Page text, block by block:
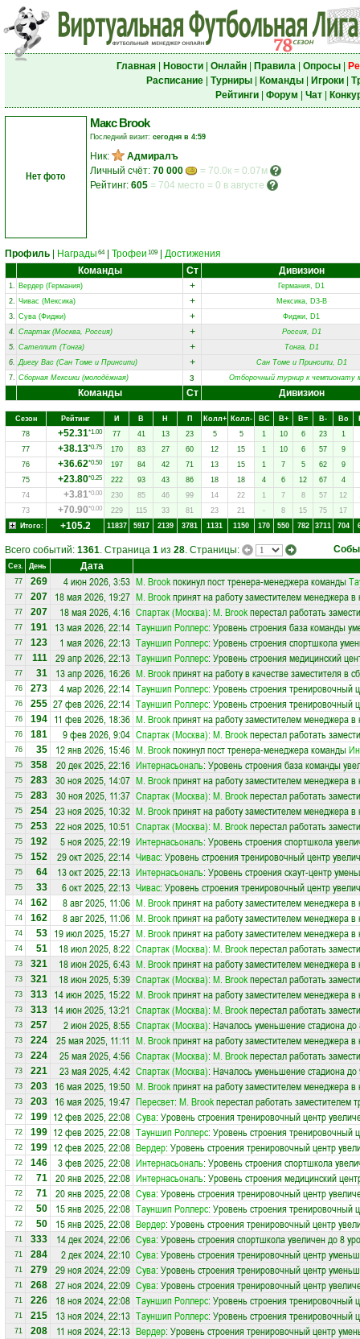
Главная| Новости| Онлайн| Правила| Опросы|
Расписание| Турниры| Команды| Игроки|
Рейтинги| Форум Чат|
Нет фото
Макс Brook
Последний визит: сегодня в 4:59
Ник:
Адмиралъ
Личный счёт: 70 000
= 70.0к = 0.07м
Рейтинг: 605 = 704 место = 0 в августе
Профиль Награды 64| Трофеи 109
Достижения
Команды
Ст Дивизион
1. Вердер (Германия) +
Германия, D1
2. Чивас (Мексика) +
Мексика, D3-B
3. Сува (Фиджи) +
Фиджи, D1
4. Спартак (Москва, Россия) +
Россия, D1
5. Сателлит (Тонга) +
Тонга, D1
6. Диегу Вас (Сан Томе и Принсипи) +
Сан Томе и Принсипи, D1
7. Сборная Мексики (молодёжная) з Отборочный турнир к чемпионату
Команды Ст Дивизион
Сезон Рейтинг И В Н П Колл+ Колл- ВC В+ В= В- Вo
78
+52.31*1.00 77 41 13 23 5 5 1 10 6 23
1
77
+38.13*0.75 170 83 27 60 12 15 1 10 6 57
9
76
+36.62*0.50 197 84 42 71 13 15 1 7 5 62
9
75
+23.80*0.25 222 93 43 86 18 18 4 6 12 67
4
74
+3.81*0.00 230 85 46 99 14 22 1 7 8 57 12
73
+70.90*0.00 229 115 33 81 23 21 - 8 15 75
17
Итого:
+105.2 11837 5917 2139 3781 1131 1150 170 550 782 3711 704
Всего событий: 1361. Страница 1 из 28. Страницы:
Сез. День Дата
77 269 4 июн 2026, 3:53 М. Brookпокинул пост тренера-менеджера команды
77 207 18 мая 2026, 19:27 М. Brookпринят на работу заместителем менеджера
77 207 18 мая 2026, 4:16 Спартак (Москва): М. Brookперестал работать
77 191 13 мая 2026, 22:14 Тауншип Роллерс: Уровень строения база команды
77 123 1 мая 2026, 22:13 Тауншип Роллерс: Уровень строения спортшкола
77 111 29 апр 2026, 22:13 Тауншип Роллерс: Уровень строения медицинский
77 31 13 апр 2026, 16:26 М. Brookпринят на работу в качестве заместителя в
76 273 4 мар 2026, 22:14 Тауншип Роллерс: Уровень строения тренировочный
76 255 27 фев 2026, 22:14 Тауншип Роллерс: Уровень строения тренировочный
76 194 11 фев 2026, 18:36 М. Brookпринят на работу заместителем менеджера
76 181 9 фев 2026, 9:04 Спартак (Москва): М. Brookперестал работать
76 35 12 янв 2026, 15:46 М. Brookпокинул пост тренера-менеджера команды
75 358 20 дек 2025, 22:16 Интернасьональ: Уровень строения база команды
75 283 30 ноя 2025, 14:07 М. Brookпринят на работу заместителем менеджера
75 283 30 ноя 2025, 11:37 Спартак (Москва): М. Brookперестал работать
75 254 23 ноя 2025, 10:32 М. Brookпринят на работу заместителем менеджера
75 253 22 ноя 2025, 10:51 Спартак (Москва): М. Brookперестал работать
75 192 5 ноя 2025, 22:19 Интернасьональ: Уровень строения спортшкола
75 152 29 окт 2025, 22:14 Чивас: Уровень строения тренировочный центр
75 64 13 окт 2025, 22:13 Интернасьональ: Уровень строения скаут-центр
75 33 6 окт 2025, 22:13 Чивас: Уровень строения тренировочный центр
74 162 8 авг 2025, 11:06 М. Brookпринят на работу заместителем менеджера
74 162 8 авг 2025, 11:06 М. Brookпринят на работу заместителем менеджера
74 53 19 июл 2025, 15:27 М. Brookпринят на работу заместителем менеджера
74 51 18 июл 2025, 8:22 Спартак (Москва): М. Brookперестал работать
73 321 18 июн 2025, 6:43 М. Brookпринят на работу заместителем менеджера
73 321 18 июн 2025, 5:39 Спартак (Москва): М. Brookперестал работать
73 313 14 июн 2025, 15:22 М. Brookпринят на работу заместителем менеджера
73 313 14 июн 2025, 13:21 Спартак (Москва): М. Brookперестал работать
73 257 2 июн 2025, 8:55 Спартак (Москва): Началось уменьшение стадиона до
73 224 25 мая 2025, 11:11 М. Brookпринят на работу заместителем менеджера
73 224 25 мая 2025, 4:56 Спартак (Москва): М. Brookперестал работать
73 221 23 мая 2025, 4:42 Спартак (Москва): Началось уменьшение стадиона до
73 203 16 мая 2025, 19:50 М. Brookпринят на работу заместителем менеджера
73 203 16 мая 2025, 19:47 Пересвет: М. Brookперестал работать заместителем
72 199 12 фев 2025, 22:08 Сува: Уровень строения тренировочный центр
72 199 12 фев 2025, 22:08 Тауншип Роллерс: Уровень строения тренировочный
72 199 12 фев 2025, 22:08 Вердер: Уровень строения тренировочный центр
72 146 3 фев 2025, 22:08 Интернасьональ: Уровень строения спортшкола
72 71 20 янв 2025, 22:08 Интернасьональ: Уровень строения медицинский
72 71 20 янв 2025, 22:08 Сува: Уровень строения тренировочный центр
72 50 15 янв 2025, 22:08 Тауншип Роллерс: Уровень строения тренировочный
72 50 15 янв 2025, 22:08 Вердер: Уровень строения тренировочный центр
71 333 14 дек 2024, 22:06 Сува: Уровень строения спортшкола увеличен до 8
71 284 2 дек 2024, 22:10 Сува: Уровень строения тренировочный центр
71 279 29 ноя 2024, 22:09 Сува: Уровень строения тренировочный центр
71 268 27 ноя 2024, 22:09 Сува: Уровень строения тренировочный центр
71 226 18 ноя 2024, 22:08 Тауншип Роллерс: Уровень строения тренировочный
71 215 13 ноя 2024, 22:13 Тауншип Роллерс: Уровень строения тренировочный
71 208 11 ноя 2024, 22:13 Вердер: Уровень строения тренировочный центр